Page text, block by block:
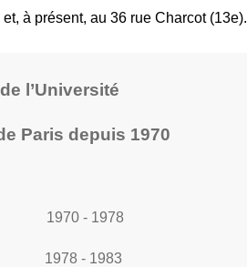
à présent, au 36 rue Charcot (13e).
l’Université
Paris depuis 1970
- 1978
- 1983